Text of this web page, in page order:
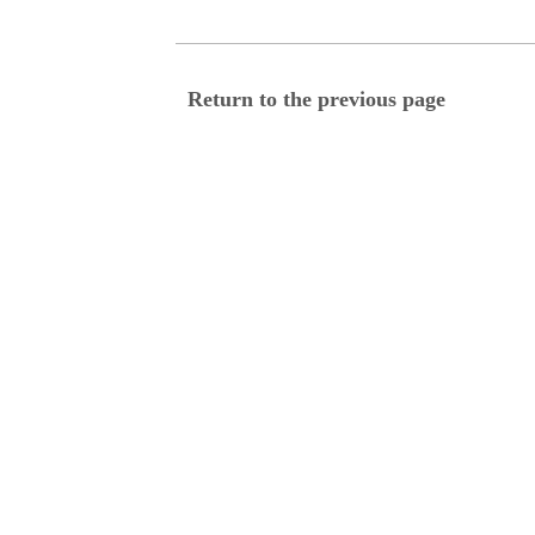
Return to the previous page